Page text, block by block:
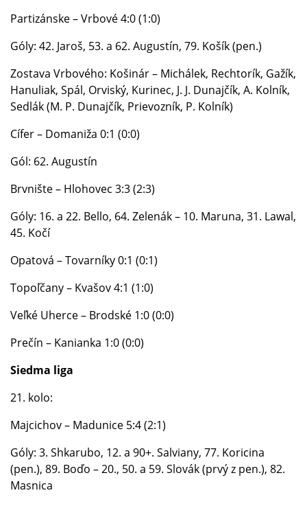
Partizánske – Vrbové 4:0 (1:0)
Góly: 42. Jaroš, 53. a 62. Augustín, 79. Košík (pen.)
Zostava Vrbového: Košinár – Michálek, Rechtorík, Gažík,
Hanuliak, Spál, Orviský, Kurinec, J. J. Dunajčík, A. Kolník,
Sedlák (M. P. Dunajčík, Prievozník, P. Kolník)
Cífer – Domaniža 0:1 (0:0)
Gól: 62. Augustín
Brvnište – Hlohovec 3:3 (2:3)
Góly: 16. a 22. Bello, 64. Zelenák – 10. Maruna, 31. Lawal,
45. Kočí
Opatová – Tovarníky 0:1 (0:1)
Topoľčany – Kvašov 4:1 (1:0)
Veľké Uherce – Brodské 1:0 (0:0)
Prečín – Kanianka 1:0 (0:0)
Siedma liga
21. kolo:
Majcichov – Madunice 5:4 (2:1)
Góly: 3. Shkarubo, 12. a 90+. Salviany, 77. Koricina
(pen.), 89. Boďo – 20., 50. a 59. Slovák (prvý z pen.), 82.
Masnica